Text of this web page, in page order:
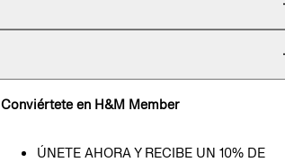
Conviértete en H&M Member
ÚNETE AHORA Y RECIBE UN 10% DE